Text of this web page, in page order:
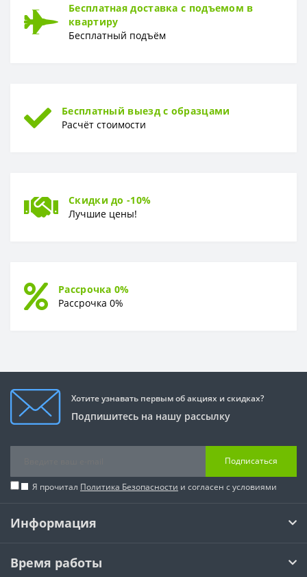
Тип Горячее тиснение
Бесплатная доставка с подъемом в
квартиру
Бесплатный подъём
Бесплатный выезд с образцами
Расчёт стоимости
Скидки до -10%
Лучшие цены!
Рассрочка 0%
Рассрочка 0%
Хотите узнавать первым об акциях и скидках?
Подпишитесь на нашу рассылку
Подписаться
Я прочитал Политика Безопасности и согласен с условиями
Информация
Время работы